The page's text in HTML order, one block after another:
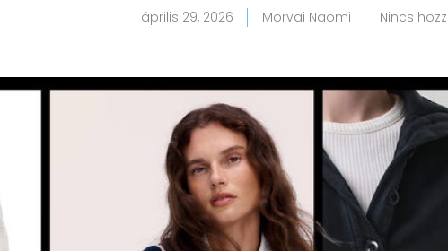
április 29, 2026 Morvai Naomi Nincs